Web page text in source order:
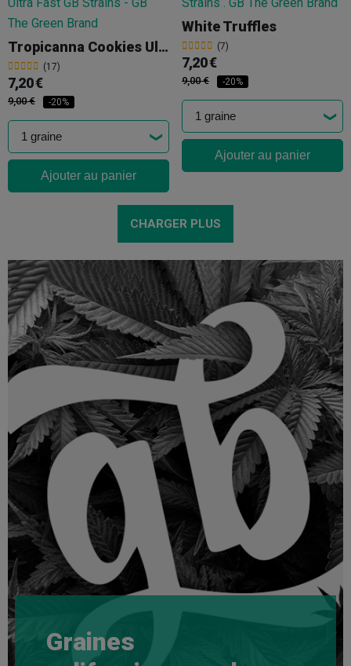
Tropicanna Cookies Ultra Fast
(17)
7,20 €
9,00 € -20%
Ajouter au panier
White Truffles
(7)
7,20 €
9,00 € -20%
Ajouter au panier
CHARGER PLUS
Graines